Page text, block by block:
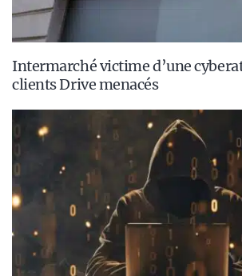
Intermarché victime d’une
clients Drive menacés